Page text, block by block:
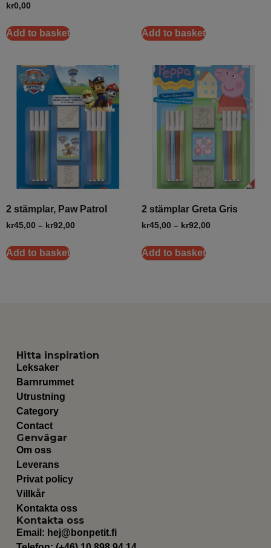
kr0,00
Add to basket Add to basket
2 stämplar, Paw Patrol
kr45,00 – kr92,00
Add to basket
2 stämplar Greta Gris
kr45,00 – kr92,00
Add to basket
Hitta inspiration
Leksaker
Barnrummet
Utrustning
Category
Contact
Genvägar
Om oss
Leverans
Privat policy
Villkår
Kontakta oss
Kontakta oss
Email: hej@bonpetit.fi